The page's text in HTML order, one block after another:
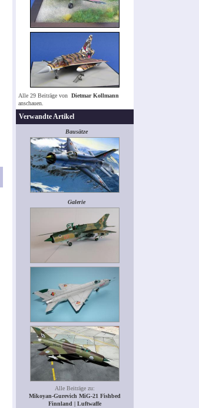
Alle 29 Beiträge von Dietmar Kollmann
anschauen.
Verwandte Artikel
Bausätze
Galerie
Alle Beiträge zu:
Mikoyan-Gurevich MiG-21 Fishbed
Finnland | Luftwaffe